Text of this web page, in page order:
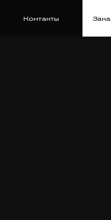
Контакты